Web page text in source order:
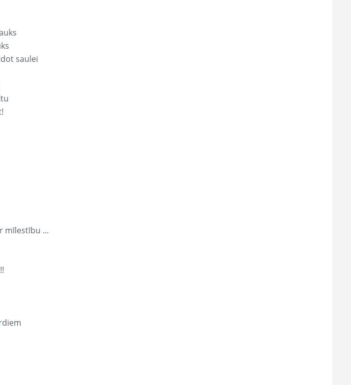
saulei
mīlestību ...